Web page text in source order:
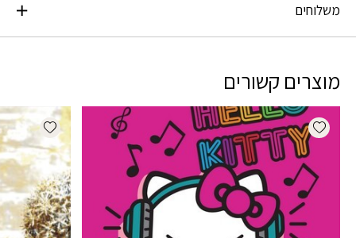
משלוחים
מוצרים קשורים
Add wishlist
wishlist